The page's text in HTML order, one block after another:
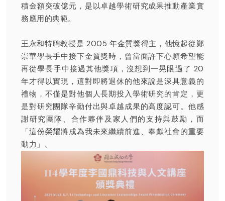
積金額突破億元，是以卓越學術研究成果推動產業實
務應用的典範。
王永和特聘教授是 2005 年金質獎得主，他憶起從鄭
崇華學長手中接下金質獎時，曾當面許下心願希望能
再從學長手中接過其他獎項，沒想到一晃眼過了 20
年才得以實現，這對即將退休的他來說是深具意義的
禮物，不僅是對他個人長期投入學術研究的肯定，更
是對研究團隊辛勤付出與卓越成果的高度認可。他感
謝研究團隊、合作夥伴及家人們的支持與鼓勵，而
「這份榮耀將成為我未來繼續前進、奉獻社會的重要
動力」。